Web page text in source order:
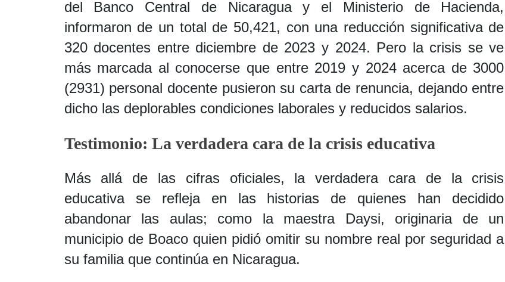
del Banco Central de Nicaragua y el Ministerio de Hacienda,
informaron de un total de 50,421, con una reducción significativa de
320 docentes entre diciembre de 2023 y 2024. Pero la crisis se ve
más marcada al conocerse que entre 2019 y 2024 acerca de 3000
(2931) personal docente pusieron su carta de renuncia, dejando entre
dicho las deplorables condiciones laborales y reducidos salarios.
Testimonio: La verdadera cara de la crisis educativa
Más allá de las cifras oficiales, la verdadera cara de la crisis
educativa se refleja en las historias de quienes han decidido
abandonar las aulas; como la maestra Daysi, originaria de un
municipio de Boaco quien pidió omitir su nombre real por seguridad a
su familia que continúa en Nicaragua.